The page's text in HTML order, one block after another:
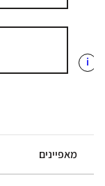
i
מאפיינים